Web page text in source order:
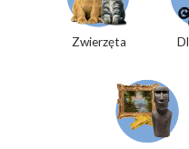
Zwierzęta